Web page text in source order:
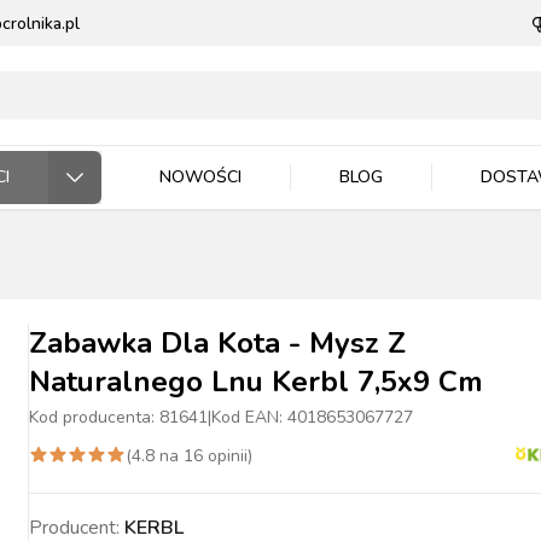
WIADRA,
PIES KOT PTAKI
MASZYNKI DO
NAWOZY ZIEMIA I PODŁOŻA
BYDŁO TRZODA DRÓB
BYDŁO TRZODA DRÓB
NOWOŚCI BLOG
Zabawka Dla Kota - Mysz Z
Naturalnego Lnu Kerbl 7,5x9 Cm
Kod producenta: 81641|Kod EAN: 4018653067727
(4.8 na 16 opinii)
Producent: KERBL